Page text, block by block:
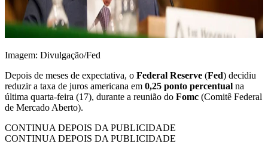
Imagem: Divulgação/Fed
Depois de meses de expectativa, o Federal Reserve (Fed) decidiu
reduzir a taxa de juros americana em 0,25 ponto percentual na
última quarta-feira (17), durante a reunião do Fomc (Comitê Federal
de Mercado Aberto).
CONTINUA DEPOIS DA PUBLICIDADE
CONTINUA DEPOIS DA PUBLICIDADE